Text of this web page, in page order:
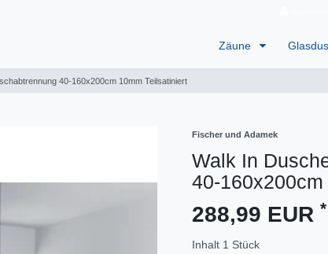
Zäune
40-160x200cm 10mm Teilsatiniert
Fischer und Adamek
Walk In
40-
288,99 EUR *
Inhalt 1 Stück